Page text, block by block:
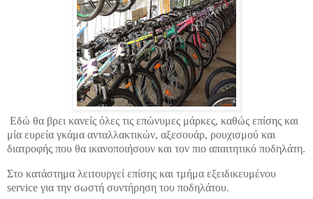
Εδώ θα βρει κανείς όλες τις επώνυμες μάρκες, καθώς επίσης και
μία ευρεία γκάμα ανταλλακτικών, αξεσουάρ, ρουχισμού και
διατροφής που θα ικανοποιήσουν και τον πιο απαιτητικό ποδηλάτη.
Στο κατάστημα λειτουργεί επίσης και τμήμα εξειδικευμένου
service για την σωστή συντήρηση του ποδηλάτου.